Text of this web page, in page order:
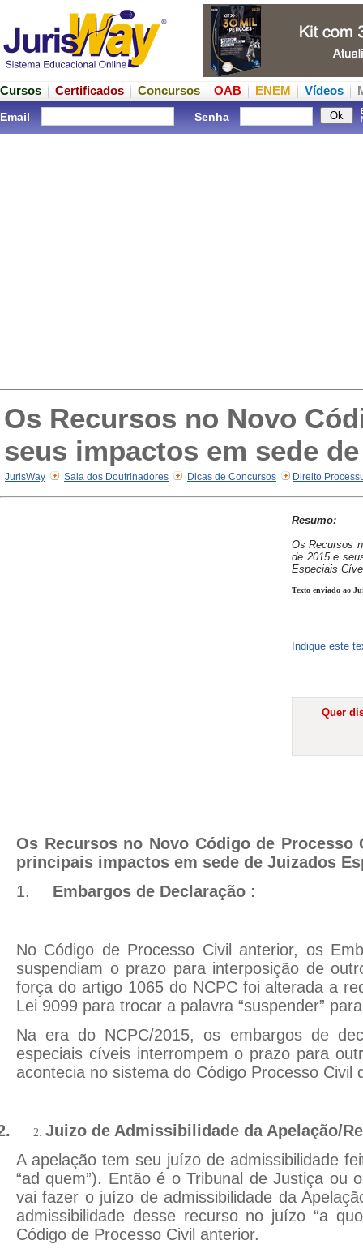
Cursos Certificados Concursos OAB ENEM Vídeos
Email Senha
Os Recursos no Novo
seus impactos em sede
JurisWay Sala dos Doutrinadores Dicas de Concursos Direito
Resumo:
Os Recursos
de 2015 e
Especiais
Texto enviado ao
Indique este
Quer
Os Recursos no Novo Código de Processo
principais impactos em sede de Juizados
1.
Embargos de Declaração :
No Código de Processo Civil anterior, os
suspendiam o prazo para interposição de
força do artigo 1065 do NCPC foi alterada a
Lei 9099 para trocar a palavra “suspender”
Na era do NCPC/2015, os embargos de
especiais cíveis interrompem o prazo para
acontecia no sistema do Código Processo Civil
2. Juizo de Admissibilidade da Apelação/
A apelação tem seu juízo de admissibilidade
“ad quem”). Então é o Tribunal de Justiça ou
vai fazer o juízo de admissibilidade da
admissibilidade desse recurso no juízo “a
Código de Processo Civil anterior.